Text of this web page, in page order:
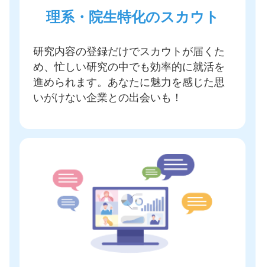
理系・院生特化のスカウト
研究内容の登録だけでスカウトが届く た
め、忙しい研究の中でも効率的に就活を
進められます。あなたに魅力を感じた思
いがけない企業との出会いも！